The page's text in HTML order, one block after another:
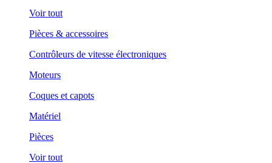
Voir tout
Pièces & accessoires
Contrôleurs de vitesse électroniques
Moteurs
Coques et capots
Matériel
Pièces
Voir tout